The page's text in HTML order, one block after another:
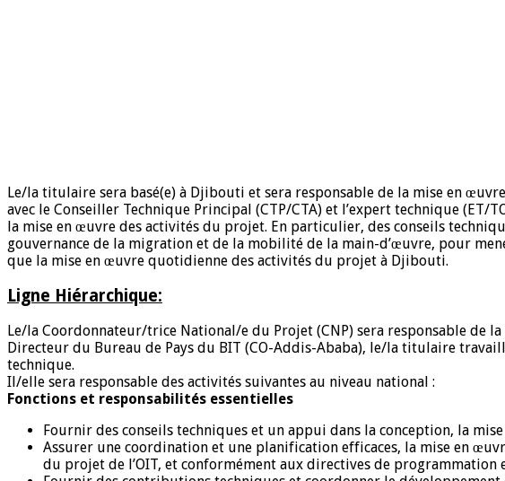
Le/la titulaire sera basé(e) à Djibouti et sera responsable de la mise en
avec le Conseiller Technique Principal (CTP/CTA) et l’expert technique
la mise en œuvre des activités du projet. En particulier, des conseils
gouvernance de la migration et de la mobilité de la main-d’œuvre, pour
que la mise en œuvre quotidienne des activités du projet à Djibouti.
Ligne Hiérarchique:
Le/la Coordonnateur/trice National/e du Projet (CNP) sera responsable
Directeur du Bureau de Pays du BIT (CO-Addis-Ababa), le/la titulaire
technique.
Il/elle sera responsable des activités suivantes au niveau national :
Fonctions et responsabilités essentielles
Fournir des conseils techniques et un appui dans la conception, la
Assurer une coordination et une planification efficaces, la mise en
du projet de l’OIT, et conformément aux directives de programmation